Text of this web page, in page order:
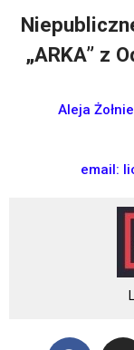
„ARKA” z
Aleja
email: